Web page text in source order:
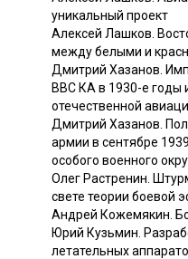
уникальный проект
Алексей Лашков.
между белыми и
Дмитрий Хазанов.
ВВС КА в 1930-е годы
отечественной
Дмитрий Хазанов.
армии в сентябре
особого военного
Олег Растренин.
свете теории боевой
Андрей Кожемякин.
Юрий Кузьмин.
летательных